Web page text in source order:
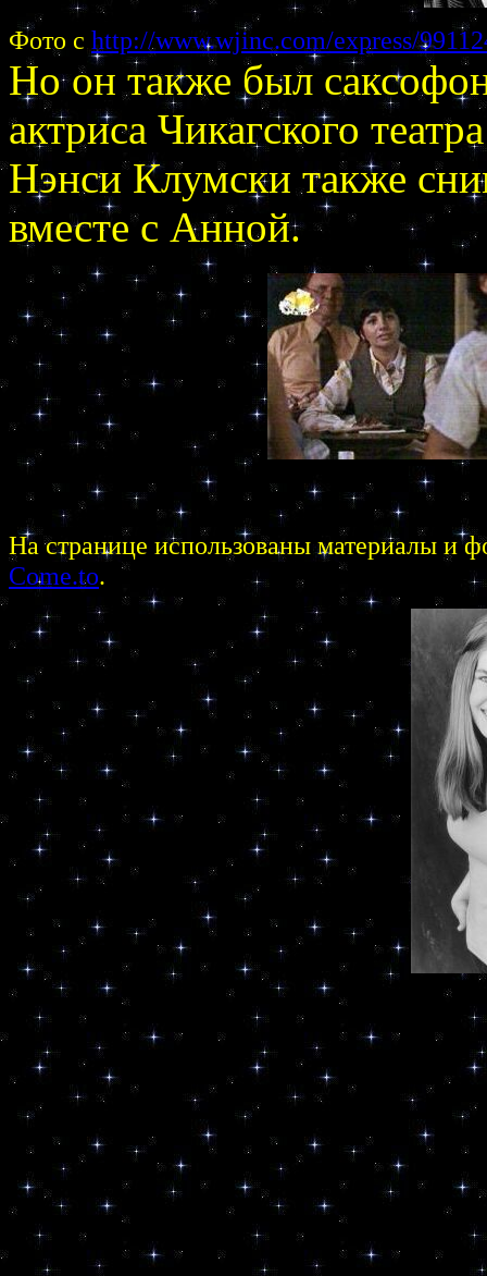
Фото с http://www.wjinc.com/express/
Но он также был
актриса Чикагского
Нэнси Клумски также
вместе с Анной.
На странице использованы материалы и
Come.to.